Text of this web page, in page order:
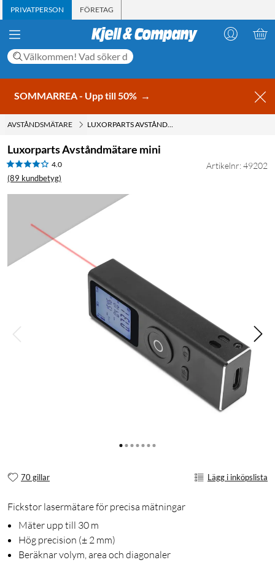
PRIVATPERSON FÖRETAG
SOMMARREA - Upp till 50% →
AVSTÅNDSMÄTARE LUXORPARTS AVSTÅNDMÄTARE MINI
Luxorparts Avståndmätare mini
4.0
(89 kundbetyg)
Artikelnr: 49202
70 gillar Lägg i inköpslista
Fickstor lasermätare för precisa mätningar
Mäter upp till 30 m
Hög precision (± 2 mm)
Beräknar volym, area och diagonaler